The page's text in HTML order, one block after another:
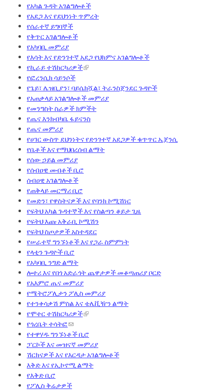
የአካል ጉዳት አገልግሎቶች
የአደጋ እና የደህንነት ጥምረት
የሰራተኛ ይግባኞች
የቅጥር አገልግሎቶች
የአካባቢ መምሪያ
የእሳት እና የድንገተኛ አደጋ የህክምና አገልግሎቶች
የኪራይ ተሽከርካሪዎች
የፎረንሲክ ሳይንሶች
የጌይ፣ ሌዝቢያን፣ ባይሴክሿል፣ ትራንስጀንደር ጉዳዮች
የአጠቃላይ አገልግሎቶች መምሪያ
የመንግስት ስራዎች ክምችት
የጤና እንክብካቤ ፋይናንስ
የጤና መምሪያ
የሀገር ውስጥ ደህንነትና የድንገተኛ አደጋዎች ቁጥጥር ኤጀንሲ
የቤቶች እና የማህበረሰብ ልማት
የሰው ኃይል መምሪያ
የሰብዐዊ መብቶች ቢሮ
ሰብዐዊ አገልግሎቶች
የጠቅላይ መርማሪ ቢሮ
የመድን፣ የዋስትናዎች እና የባንክ ኮሚሽነር
የፍትህ አካል ጉዳተኞች እና የስልጣን ቆይታ ጊዜ
የፍትህ እጩ አቅራቢ ኮሚሽን
የፍትህ ስጦታዎች አስተዳደር
የሠራተኛ ግንኙነቶች እና የጋራ ስምምነት
የላቲን ጉዳዮች ቢሮ
የአካባቢ ንግድ ልማት
ሎተሪ እና የበጎ አድራጎት ጨዋታዎች መቆጣጠሪያ ቦርድ
የአእምሮ ጤና መምሪያ
የሜትሮፖሊታን ፖሊስ መምሪያ
የተንቀሳቃሽ ምስል እና ቴሌቪዥን ልማት
የሞተር ተሽከርካሪዎች
የጎረቤት ተሳትፎ
የተዋሃዱ ግንኙነቶች ቢሮ
ፓርኮች እና መዝናኛ መምሪያ
ሽርክናዎች እና የእርዳታ አገልግሎቶች
እቅድ እና የኢኮኖሚ ልማት
የእቅድ ቢሮ
የፖሊስ ቅሬታዎች